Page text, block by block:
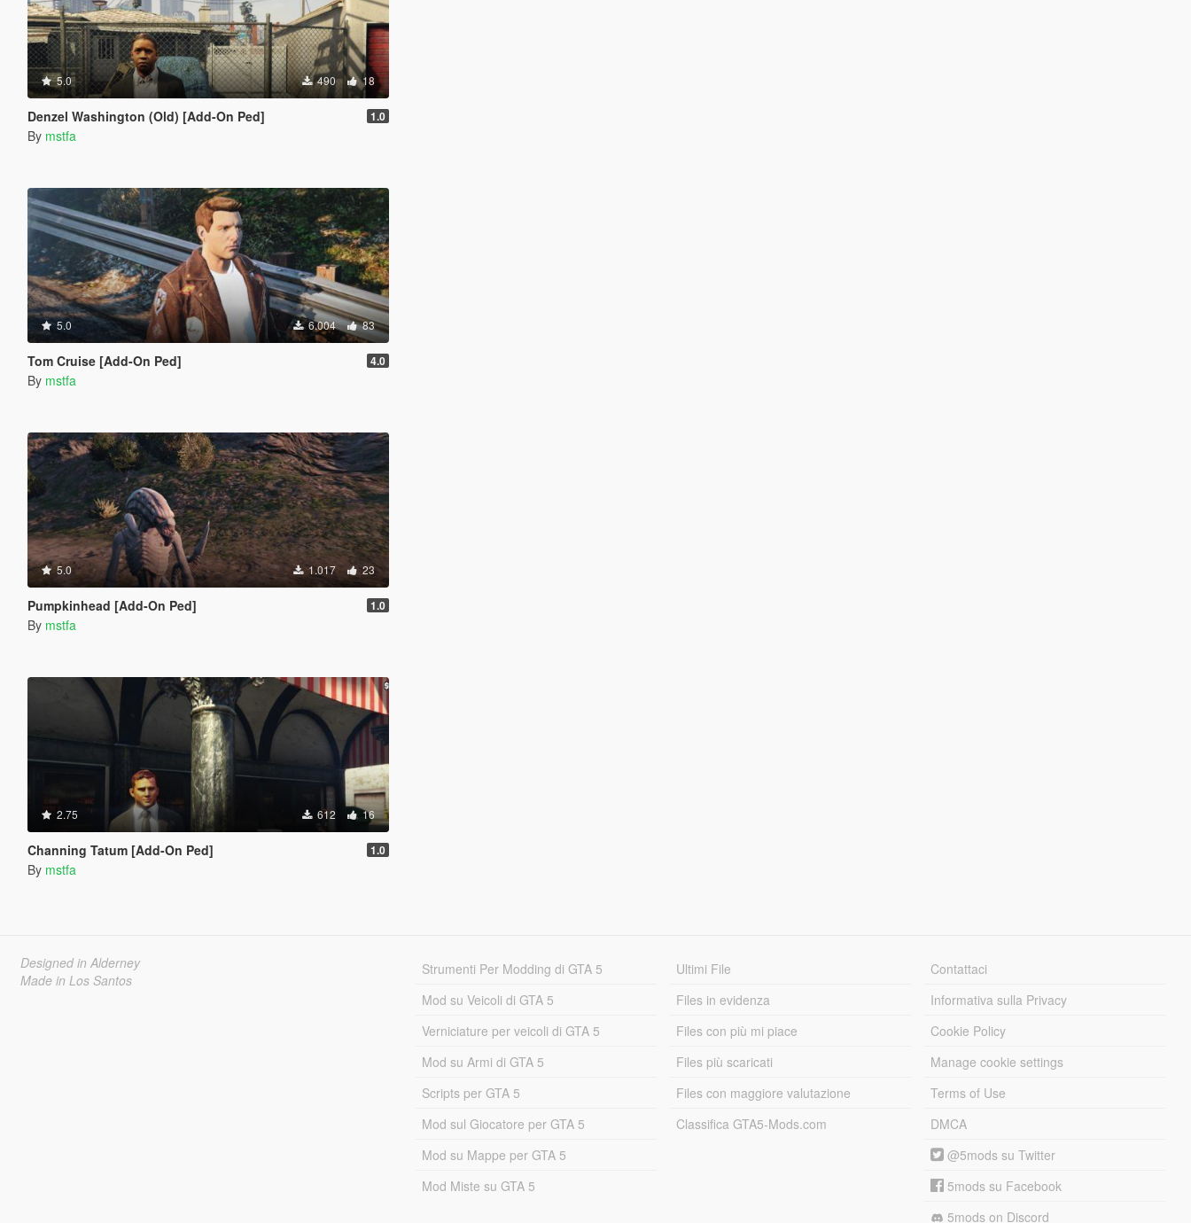
5.0 490 18
Denzel Washington (Old) [Add-On Ped] 1.0
By mstfa
5.0 6.004 83
Tom Cruise [Add-On Ped] 4.0
By mstfa
5.0 1.017 23
Pumpkinhead [Add-On Ped] 1.0
By mstfa
2.75 612 16
Channing Tatum [Add-On Ped] 1.0
By mstfa
Designed in Alderney
Made in Los Santos
Strumenti Per Modding di GTA 5
Mod su Veicoli di GTA 5
Verniciature per veicoli di GTA 5
Mod su Armi di GTA 5
Scripts per GTA 5
Mod sul Giocatore per GTA 5
Mod su Mappe per GTA 5
Mod Miste su GTA 5
Ultimi File
Files in evidenza
Files con più mi piace
Files più scaricati
Files con maggiore valutazione
Classifica GTA5-Mods.com
Contattaci
Informativa sulla Privacy
Cookie Policy
Manage cookie settings
Terms of Use
DMCA
@5mods su Twitter
5mods su Facebook
5mods on Discord